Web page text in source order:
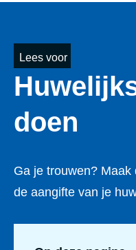
Lees voor
doen
Ga je trouwen?
de aangifte van je